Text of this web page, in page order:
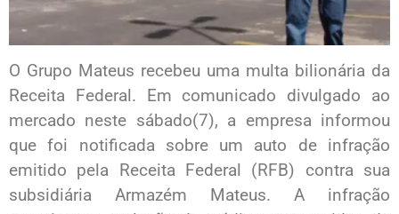
O Grupo Mateus recebeu uma multa bilionária da
Receita Federal. Em comunicado divulgado ao
mercado neste sábado(7), a empresa informou
que foi notificada sobre um auto de infração
emitido pela Receita Federal (RFB) contra sua
subsidiária Armazém Mateus. A infração